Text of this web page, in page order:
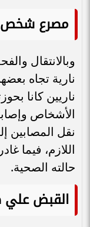
مصرع شخص
وبالانتقال
نارية تجاه
ناريين كانا
الأشخاص
نقل المصابين
اللازم، فيما
حالته الصحية.
القبض علي